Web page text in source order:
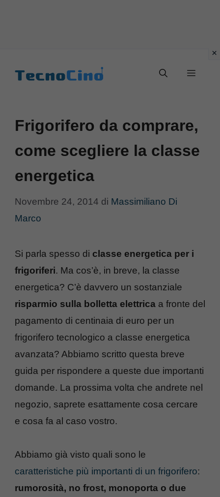
Menu
Frigorifero da comprare,
come scegliere la classe
energetica
Novembre 24, 2014 di Massimiliano Di
Marco
Si parla spesso di classe energetica per i
frigoriferi. Ma cos’è, in breve, la classe
energetica? C’è davvero un sostanziale
risparmio sulla bolletta elettrica a fronte del
pagamento di centinaia di euro per un
frigorifero tecnologico a classe energetica
avanzata? Abbiamo scritto questa breve
guida per rispondere a queste due importanti
domande. La prossima volta che andrete nel
negozio, saprete esattamente cosa cercare
e cosa fa al caso vostro.
Abbiamo già visto quali sono le
caratteristiche più importanti di un frigorifero:
rumorosità, no frost, monoporta o due